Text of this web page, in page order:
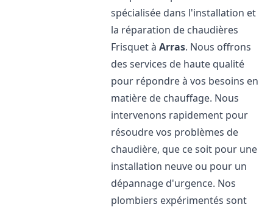
spécialisée dans l'installation et
la réparation de chaudières
Frisquet àArras. Nous offrons
des services de haute qualité
pour répondre à vos besoins en
matière de chauffage. Nous
intervenons rapidement pour
résoudre vos problèmes de
chaudière, que ce soit pour une
installation neuve ou pour un
dépannage d'urgence. Nos
plombiers expérimentés sont